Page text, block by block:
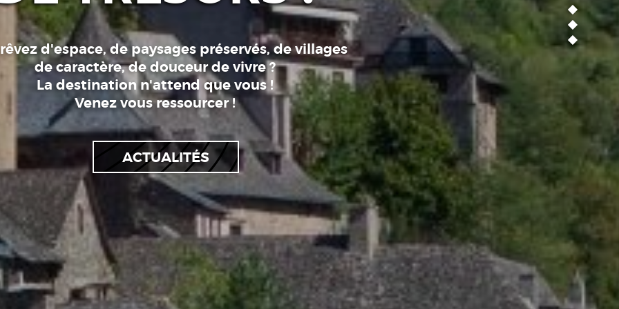
d'espace, de paysages préservés, de villages
de caractère, de douceur de vivre ?
La destination n'attend que vous !
Venez vous ressourcer !
ACTUALITÉS